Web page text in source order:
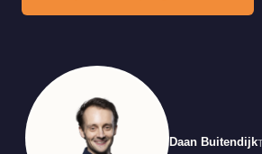
Daan Buitendijk